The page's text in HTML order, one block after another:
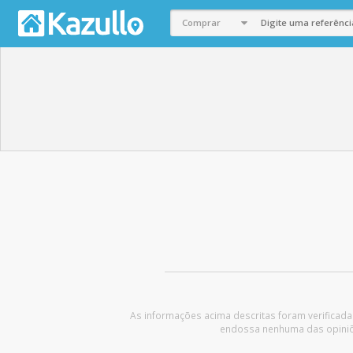
As informações acima descritas foram
endossa nenhuma das